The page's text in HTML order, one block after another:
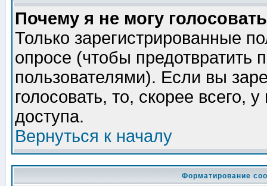
Почему я не могу
Только зарегистрированные
опросе (чтобы предотвратить
пользователями). Если вы
голосовать, то, скорее всего,
доступа.
Вернуться к началу
Форматирование